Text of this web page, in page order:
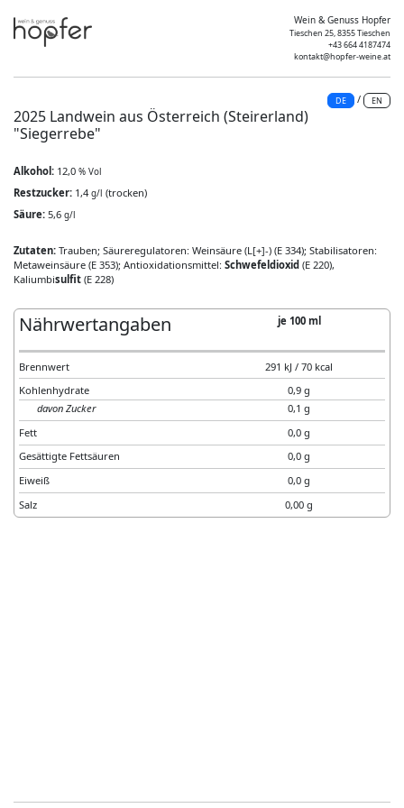
Wein & Genuss Hopfer
Tieschen 25, 8355 Tieschen
+43 664 4187474
kontakt@hopfer-weine.at
DE / EN
2025 Landwein aus Österreich (Steirerland)
"Siegerrebe"
Alkohol: 12,0 % Vol
Restzucker: 1,4g/l (trocken)
Säure: 5,6 g/l
Zutaten: Trauben; Säureregulatoren: Weinsäure (L[+]-) (E 334); Stabilisatoren:
Metaweinsäure (E 353); Antioxidationsmittel: Schwefeldioxid (E 220),
Kaliumbisulfit (E 228)
Nährwertangaben je 100 ml
Brennwert
291 kJ / 70 kcal
Kohlenhydrate
0,9 g
davon Zucker
0,1 g
Fett
0,0 g
Gesättigte Fettsäuren
0,0 g
Eiweiß
0,0 g
Salz
0,00 g